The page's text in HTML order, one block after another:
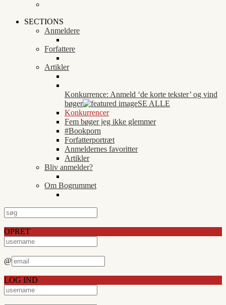
SECTIONS
Anmeldere
Forfattere
Artikler
Konkurrence: Anmeld ‘de korte tekster’ og vind
bøger
SE ALLE
Konkurrencer
Fem bøger jeg ikke glemmer
#Bookporn
Forfatterportræt
Anmeldernes favoritter
Artikler
Bliv anmelder?
Om Bogrummet
OPRET
@
LOG IND